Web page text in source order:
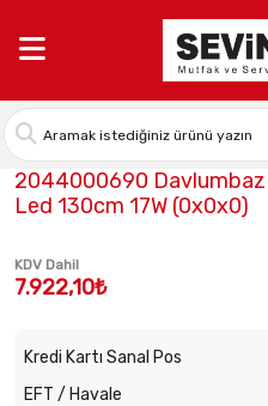
Stok Kodu:2044000690
2044000690 Davlumbaz
Led 130cm 17W (0x0x0)
KDV Dahil
7.922,10₺
Kredi Kartı Sanal Pos
EFT / Havale